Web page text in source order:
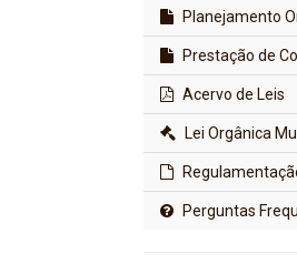
Planejamento
Prestação de
Acervo de Leis
Lei Orgânica
Perguntas